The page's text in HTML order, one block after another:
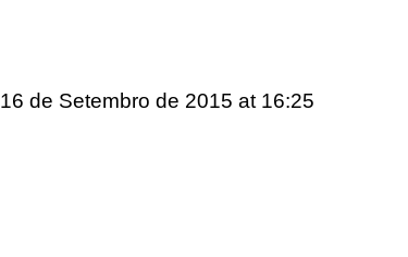
16 de Setembro de 2015 at 16:25